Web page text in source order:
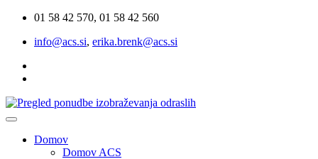
01 58 42 570, 01 58 42 560
info@acs.si, erika.brenk@acs.si
Domov
Domov ACS